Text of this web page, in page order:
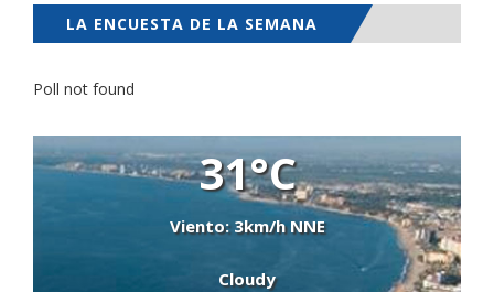
LA ENCUESTA DE LA SEMANA
Poll not found
31°C
Viento: 3km/h NNE
Cloudy